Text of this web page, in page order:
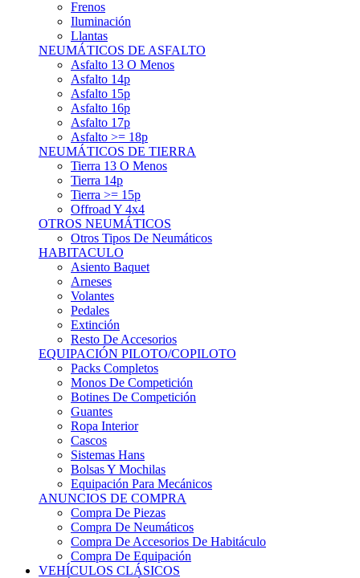
Llantas
NEUMÁTICOS DE ASFALTO
Asfalto 13 O Menos
Asfalto 14p
Asfalto 15p
Asfalto 16p
Asfalto 17p
Asfalto >= 18p
NEUMÁTICOS DE TIERRA
Tierra 13 O Menos
Tierra 14p
Tierra >= 15p
Offroad Y 4x4
OTROS NEUMÁTICOS
Otros Tipos De Neumáticos
HABITACULO
Asiento Baquet
Arneses
Volantes
Pedales
Extinción
Resto De Accesorios
EQUIPACIÓN PILOTO/COPILOTO
Packs Completos
Monos De Competición
Botines De Competición
Guantes
Ropa Interior
Cascos
Sistemas Hans
Bolsas Y Mochilas
Equipación Para Mecánicos
ANUNCIOS DE COMPRA
Compra De Piezas
Compra De Neumáticos
Compra De Accesorios De Habitáculo
Compra De Equipación
VEHÍCULOS CLÁSICOS
VEHÍCULOS CLÁSICOS